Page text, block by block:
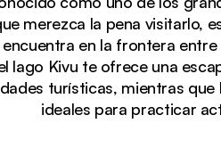
merezca la pena visitarlo,
en la frontera
lago Kivu te ofrece una
turísticas, mientras
ideales para practicar